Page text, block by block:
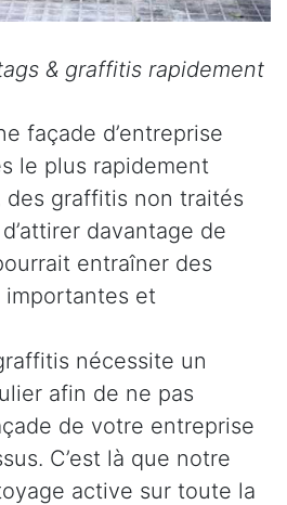
& graffitis rapidement
façade d’entreprise
le plus rapidement
des graffitis non traités
davantage de
entraîner des
importantes et
nécessite un
afin de ne pas
de votre entreprise
C’est là que notre
active sur toute la